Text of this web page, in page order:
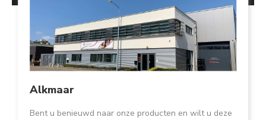
Alkmaar
Bent u benieuwd naar onze producten en wilt u deze